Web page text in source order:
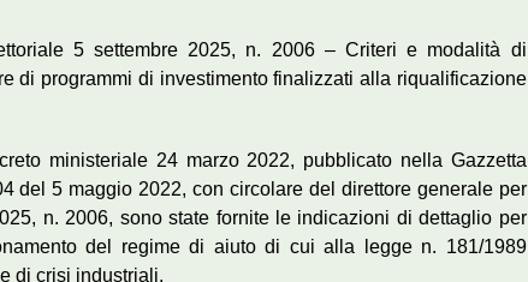
5 settembre 2025, n. 2006 – Criteri e modalità di
di programmi di investimento finalizzati alla riqualificazione
ministeriale 24 marzo 2022, pubblicato nella Gazzetta
del 5 maggio 2022, con circolare del direttore generale per
n. 2006, sono state fornite le indicazioni di dettaglio per
del regime di aiuto di cui alla legge n. 181/1989
di crisi industriali.